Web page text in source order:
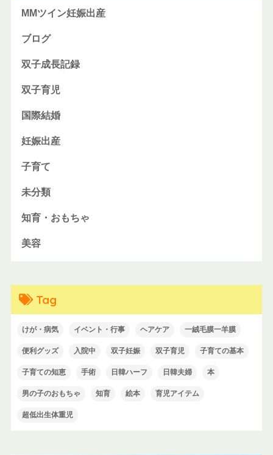
MMツイン妊娠出産
ブログ
双子成長記録
双子育児
国際結婚
妊娠出産
子育て
未分類
知育・おもちゃ
美容
Tag
けが・病気 イベント・行事 ヘアケア 一絨毛膜一羊膜
便利グッズ 入院中 双子妊娠 双子育児 子育ての基本
子育ての知恵 手術 日韓ハーフ 日韓夫婦 本
男の子のおもちゃ 知育 絵本 育児アイテム
超低出生体重児